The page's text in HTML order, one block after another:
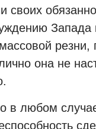
своих
Запада
резни,
она не
в любом